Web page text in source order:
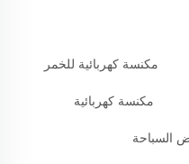
مكنسة كهربائية للخمر
مكنسة كهربائية
السباحة